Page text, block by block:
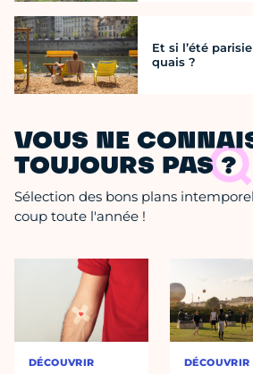
Et si l’été
quais ?
VOUS NE
TOUJOURS PAS ?
Sélection des bons plans
coup toute l'année !
DÉCOUVRIR DÉCOUVRIR